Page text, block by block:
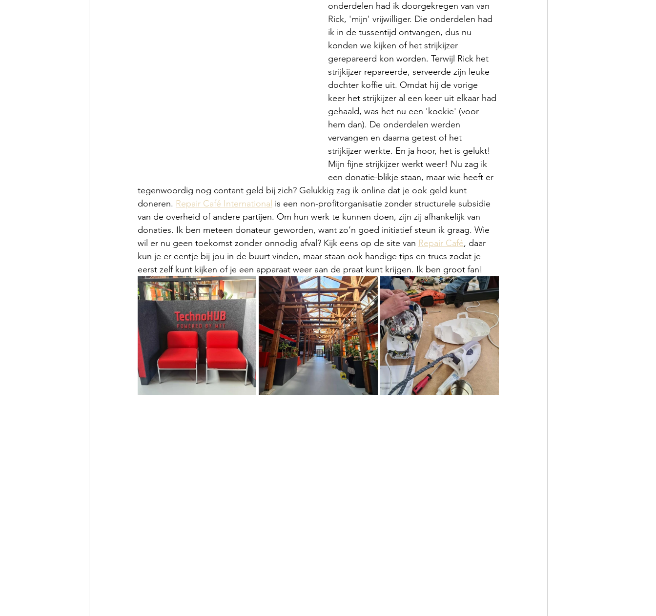
onderdelen had ik doorgekregen van van
Rick, 'mijn' vrijwilliger. Die onderdelen had
ik in de tussentijd ontvangen, dus nu
konden we kijken of het strijkijzer
gerepareerd kon worden. Terwijl Rick het
strijkijzer repareerde, serveerde zijn leuke
dochter koffie uit. Omdat hij de vorige
keer het strijkijzer al een keer uit elkaar had
gehaald, was het nu een 'koekie' (voor
hem dan). De onderdelen werden
vervangen en daarna getest of het
strijkijzer werkte. En ja hoor, het is gelukt!
Mijn fijne strijkijzer werkt weer! Nu zag ik
een donatie-blikje staan, maar wie heeft er
tegenwoordig nog contant geld bij zich? Gelukkig zag ik online dat je ook geld kunt
doneren. Repair Café International is een non-profitorganisatie zonder structurele subsidie
van de overheid of andere partijen. Om hun werk te kunnen doen, zijn zij afhankelijk van
donaties. Ik ben meteen donateur geworden, want zo’n goed initiatief steun ik graag. Wie
wil er nu geen toekomst zonder onnodig afval? Kijk eens op de site van Repair Café, daar
kun je er eentje bij jou in de buurt vinden, maar staan ook handige tips en trucs zodat je
eerst zelf kunt kijken of je een apparaat weer aan de praat kunt krijgen. Ik ben groot fan!